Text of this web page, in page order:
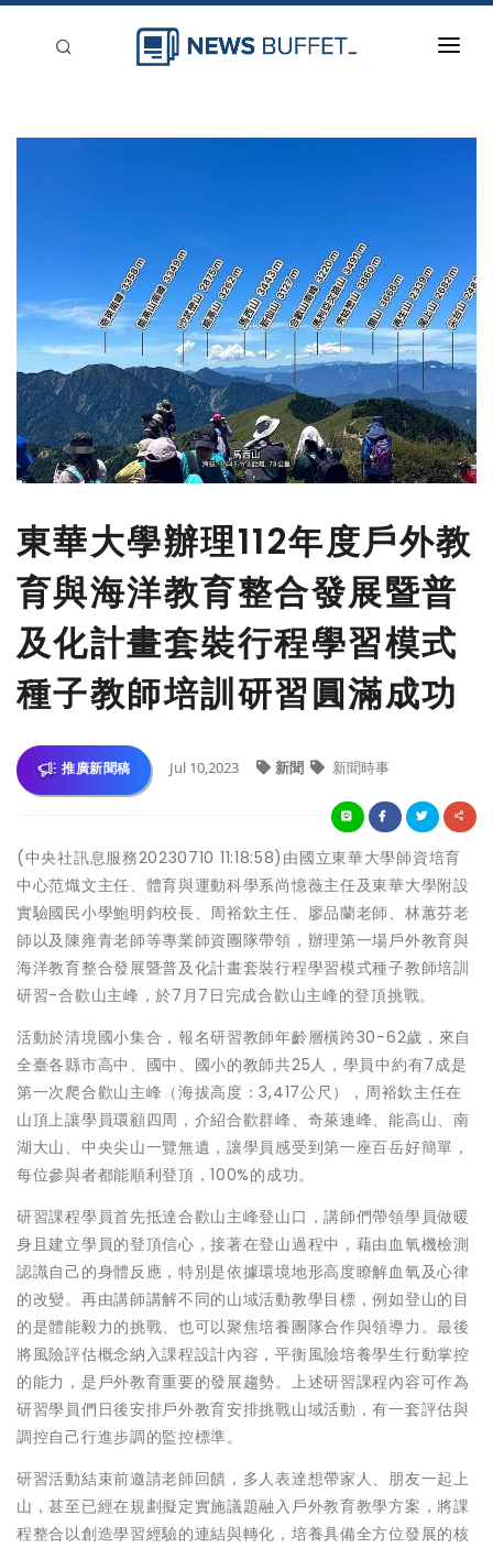
東華大學辦理112年度戶外教
育與海洋教育整合發展暨普
及化計畫套裝行程學習模式
種子教師培訓研習圓滿成功
推廣新聞稿 Jul 10,2023 新聞 新聞時事
(中央社訊息服務20230710 11:18:58)由國立東華大學師資培育
中心范熾文主任、體育與運動科學系尚憶薇主任及東華大學附設
實驗國民小學鮑明鈞校長、周裕欽主任、廖品蘭老師、林蕙芬老
師以及陳雍青老師等專業師資團隊帶領，辦理第一場戶外教育與
海洋教育整合發展暨普及化計畫套裝行程學習模式種子教師培訓
研習-合歡山主峰，於7月7日完成合歡山主峰的登頂挑戰。
活動於清境國小集合，報名研習教師年齡層橫跨30-62歲，來自
全臺各縣市高中、國中、國小的教師共25人，學員中約有7成是
第一次爬合歡山主峰（海拔高度：3,417公尺），周裕欽主任在
山頂上讓學員環顧四周，介紹合歡群峰、奇萊連峰、能高山、南
湖大山、中央尖山一覽無遺，讓學員感受到第一座百岳好簡單，
每位參與者都能順利登頂，100%的成功。
研習課程學員首先抵達合歡山主峰登山口，講師們帶領學員做暖
身且建立學員的登頂信心，接著在登山過程中，藉由血氧機檢測
認識自己的身體反應，特別是依據環境地形高度瞭解血氧及心律
的改變。再由講師講解不同的山域活動教學目標，例如登山的目
的是體能毅力的挑戰、也可以聚焦培養團隊合作與領導力。最後
將風險評估概念納入課程設計內容，平衡風險培養學生行動掌控
的能力，是戶外教育重要的發展趨勢。上述研習課程內容可作為
研習學員們日後安排戶外教育安排挑戰山域活動，有一套評估與
調控自己行進步調的監控標準。
研習活動結束前邀請老師回饋，多人表達想帶家人、朋友一起上
山，甚至已經在規劃擬定實施議題融入戶外教育教學方案，將課
程整合以創造學習經驗的連結與轉化，培養具備全方位發展的核